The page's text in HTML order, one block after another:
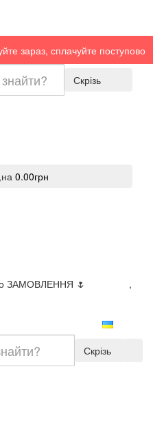
зараз, сплачуйте поступово
Скрізь
на 0.00грн
ЗАМОВЛЕННЯ 🌷
,
Скрізь